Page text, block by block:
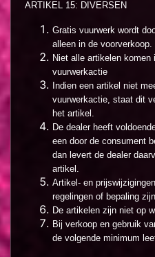
ARTIKEL 15: DIVERSEN
Gratis vuurwerk wordt
alleen in de voorverkoop.
Niet alle artikelen komen
vuurwerkactie
Indien een artikel niet
vuurwerkactie, staat dit
het artikel.
De dealer heeft
een door de consument
dan levert de dealer
artikel.
Artikel- en
regelingen of bepaling
De artikelen zijn niet op
Bij verkoop en gebruik
de volgende minimum